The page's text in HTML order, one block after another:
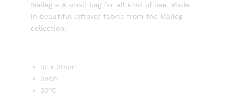
Maileg – A small bag for all kind of use. Made
in beautiful leftover fabric from the Maileg
collection.
37 x 30cm
linen
30°C